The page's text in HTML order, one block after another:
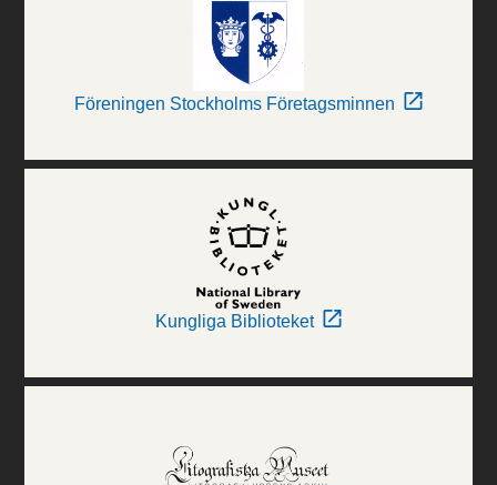
Föreningen Stockholms Företagsminnen
Kungliga Biblioteket